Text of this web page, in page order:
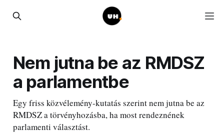
Nem jutna be az RMDSZ
a parlamentbe
Egy friss közvélemény-kutatás szerint nem jutna be az
RMDSZ a törvényhozásba, ha most rendeznének
parlamenti választást.